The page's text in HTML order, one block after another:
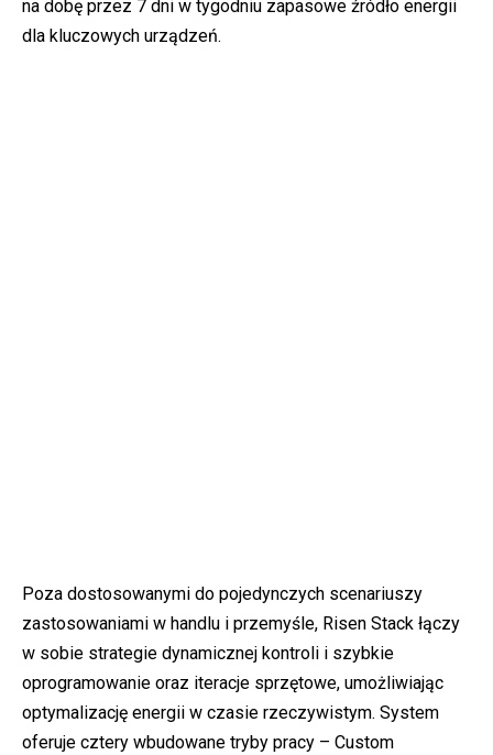
na dobę przez 7 dni w tygodniu zapasowe źródło energii
dla kluczowych urządzeń.
Poza dostosowanymi do pojedynczych scenariuszy
zastosowaniami w handlu i przemyśle, Risen Stack łączy
w sobie strategie dynamicznej kontroli i szybkie
oprogramowanie oraz iteracje sprzętowe, umożliwiając
optymalizację energii w czasie rzeczywistym. System
oferuje cztery wbudowane tryby pracy – Custom